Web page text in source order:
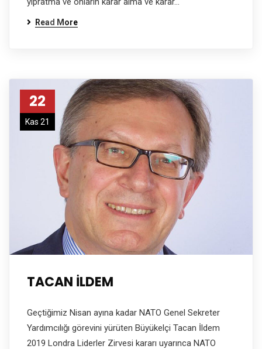
Read More
22
Kas 21
TACAN İLDEM
Geçtiğimiz Nisan ayına kadar NATO Genel Sekreter
Yardımcılığı görevini yürüten Büyükelçi Tacan İldem
2019 Londra Liderler Zirvesi kararı uyarınca NATO